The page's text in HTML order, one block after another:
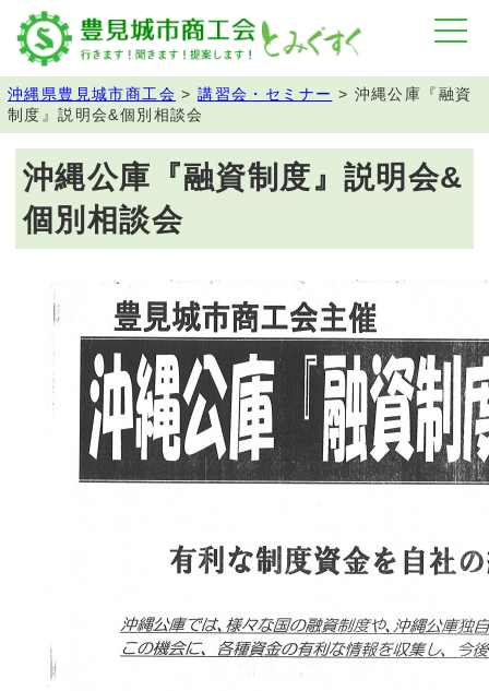
沖縄県豊見城市商工会 >講習会・セミナー > 沖縄公庫『融資
制度』説明会&個別相談会
沖縄公庫『融資制度』説明会&
個別相談会